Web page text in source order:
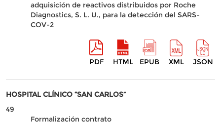
adquisición de reactivos distribuidos por Roche
Diagnostics, S. L. U., para la detección del SARS-
COV-2
PDF HTML EPUB XML JSON
HOSPITAL CLÍNICO “SAN CARLOS”
49
Formalización contrato